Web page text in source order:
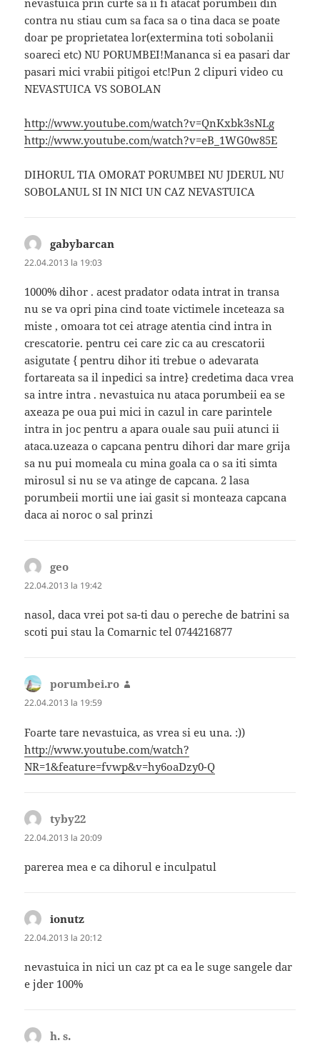
nevastuica prin curte sa ii fi atacat porumbeii din
contra nu stiau cum sa faca sa o tina daca se poate
doar pe proprietatea lor(extermina toti sobolanii
soareci etc) NU PORUMBEI!Mananca si ea pasari dar
pasari mici vrabii pitigoi etc!Pun 2 clipuri video cu
NEVASTUICA VS SOBOLAN
http://www.youtube.com/watch?v=QnKxbk3sNLg
http://www.youtube.com/watch?v=eB_1WG0w85E
DIHORUL TIA OMORAT PORUMBEI NU JDERUL NU
SOBOLANUL SI IN NICI UN CAZ NEVASTUICA
gabybarcan
22.04.2013 la 19:03
1000% dihor . acest pradator odata intrat in transa
nu se va opri pina cind toate victimele inceteaza sa
miste , omoara tot cei atrage atentia cind intra in
crescatorie. pentru cei care zic ca au crescatorii
asigutate { pentru dihor iti trebue o adevarata
fortareata sa il inpedici sa intre} credetima daca vrea
sa intre intra . nevastuica nu ataca porumbeii ea se
axeaza pe oua pui mici in cazul in care parintele
intra in joc pentru a apara ouale sau puii atunci ii
ataca.uzeaza o capcana pentru dihori dar mare grija
sa nu pui momeala cu mina goala ca o sa iti simta
mirosul si nu se va atinge de capcana. 2 lasa
porumbeii mortii une iai gasit si monteaza capcana
daca ai noroc o sal prinzi
geo
22.04.2013 la 19:42
nasol, daca vrei pot sa-ti dau o pereche de batrini sa
scoti pui stau la Comarnic tel 0744216877
porumbei.ro
22.04.2013 la 19:59
Foarte tare nevastuica, as vrea si eu una. :))
http://www.youtube.com/watch?
NR=1&feature=fvwp&v=hy6oaDzy0-Q
tyby22
22.04.2013 la 20:09
parerea mea e ca dihorul e inculpatul
ionutz
22.04.2013 la 20:12
nevastuica in nici un caz pt ca ea le suge sangele dar
e jder 100%
h. s.